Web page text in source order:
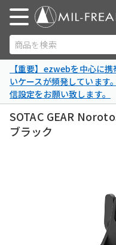
商品を検索
【重要】ezwebを中心に
いケースが頻発していま
信設定をお願い致します。
SOTAC GEAR
ブラック